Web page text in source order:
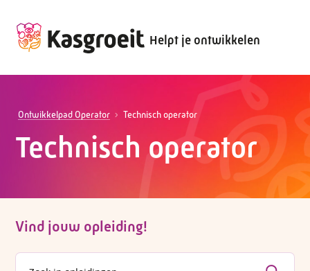
Helpt je ontwikkelen
Ontwikkelpad Operator Technisch operator
Technisch operator
Vind jouw opleiding!